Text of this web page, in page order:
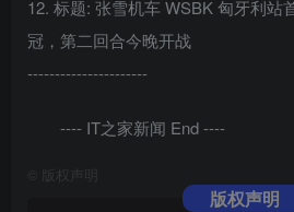
12. 标题: 张雪机车 WSBK 匈牙利站
冠，第二回合今晚开战
----------------------
---- IT之家新闻 End ----
版权声明
版权声明